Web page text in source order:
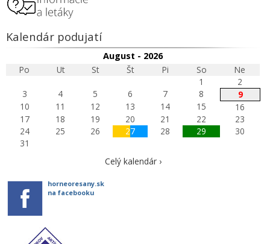
Kalendár podujatí
August - 2026
Po
Ut St Št Pi So
Ne
1
2
3
4 5 6 7 8
9
10
11 12 13 14 15
16
17
18 19 20 21 22
23
24
25 26 27 28 29
30
31
Celý kalendár ›
horneoresany.sk
na facebooku